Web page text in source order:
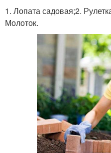
1. Лопата садовая;2.
Молоток.